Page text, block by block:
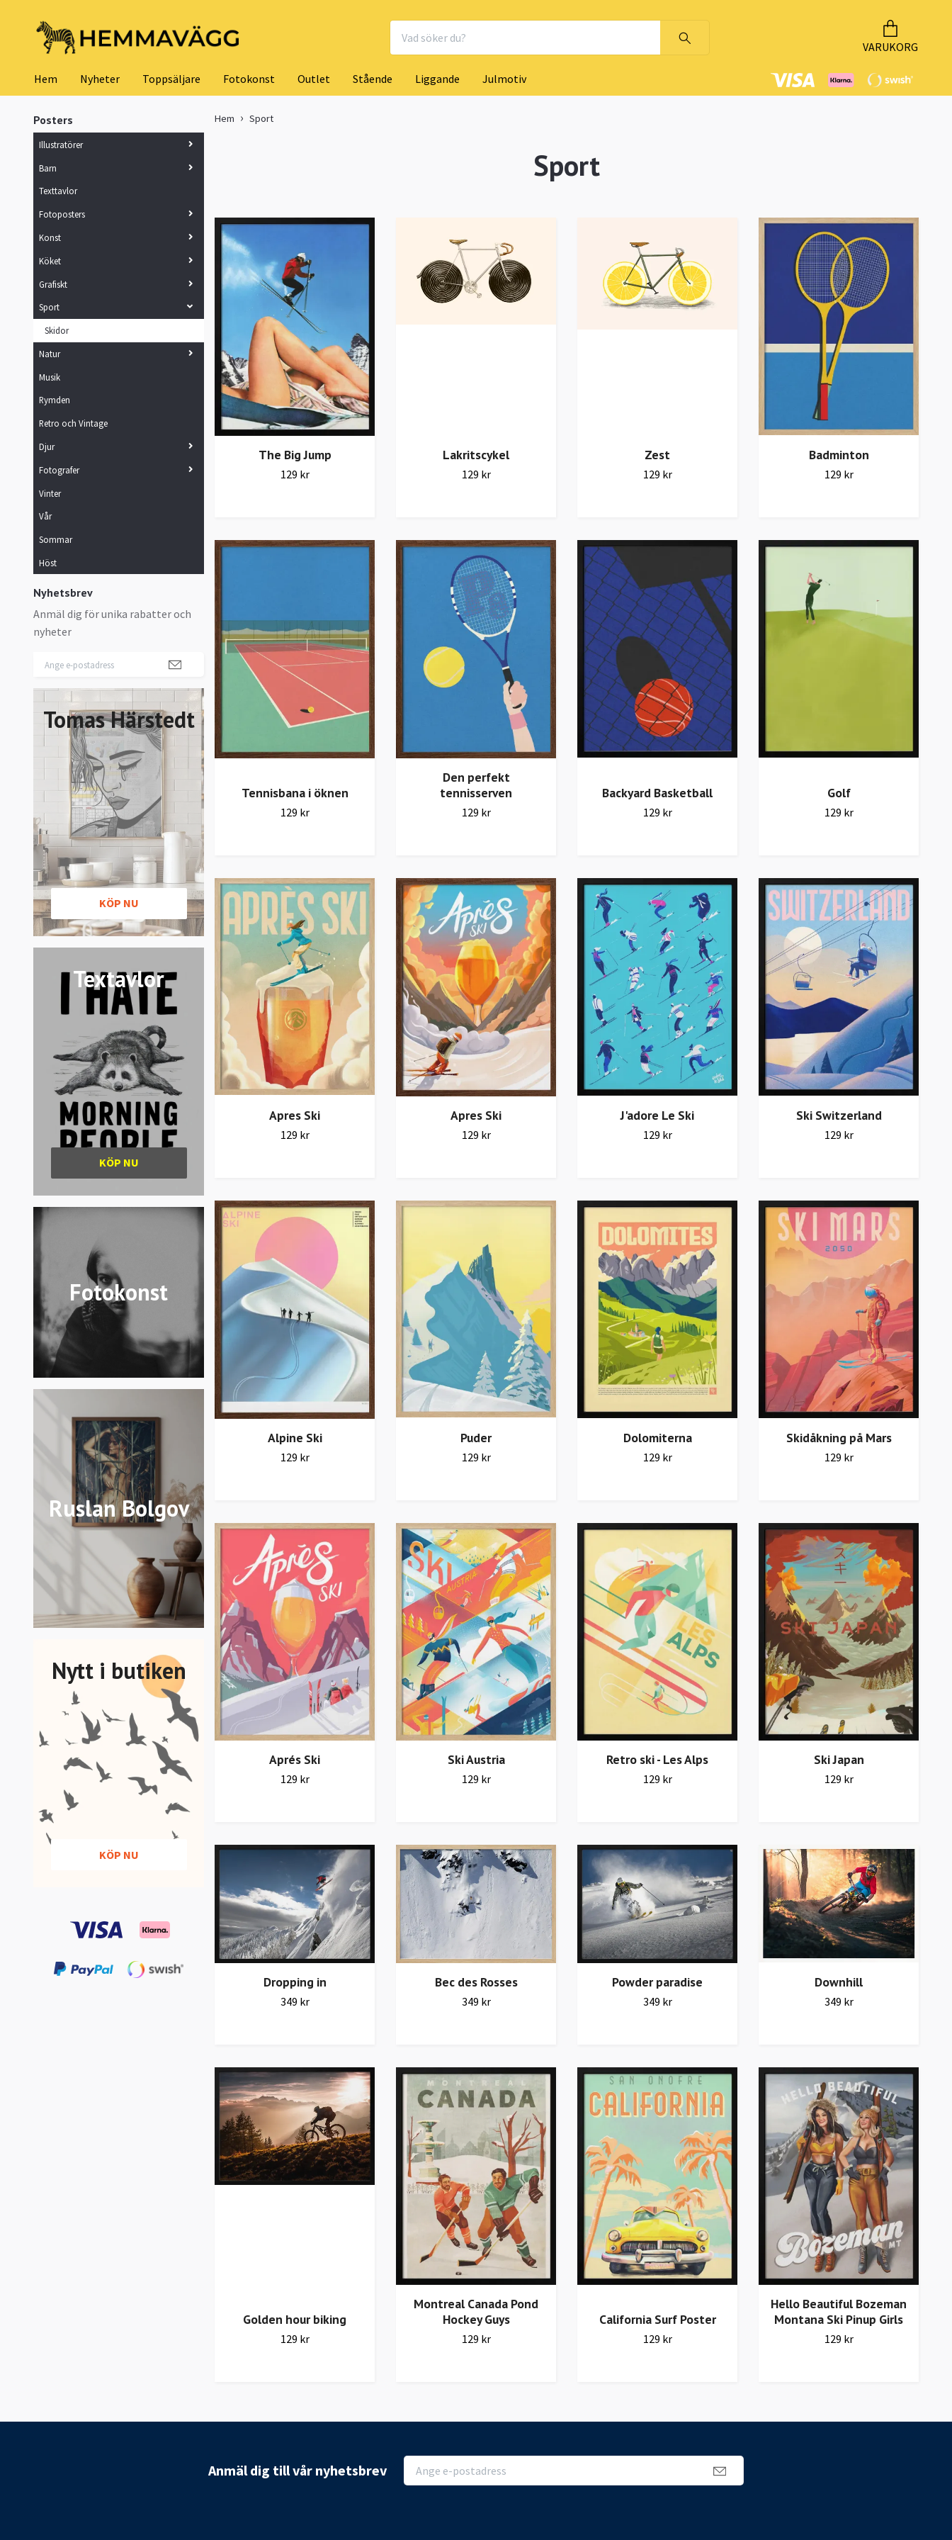
VARUKORG
Hem Nyheter Toppsäljare Fotokonst Outlet Stående Liggande Julmotiv
Posters
Illustratörer
Barn
Texttavlor
Fotoposters
Konst
Köket
Grafiskt
Sport
Skidor
Natur
Musik
Rymden
Retro och Vintage
Djur
Fotografer
Vinter
Vår
Sommar
Höst
Nyhetsbrev
Anmäl dig för unika rabatter och
nyheter
Tomas Härstedt
KÖP NU
Textavlor
KÖP NU
Fotokonst
Ruslan Bolgov
Nytt i butiken
KÖP NU
Hem Sport
Sport
The Big Jump
129 kr
Lakritscykel
129 kr
Zest
129 kr
Badminton
129 kr
Tennisbana i öknen
129 kr
Den perfekt
tennisserven
129 kr
Backyard Basketball
129 kr
Golf
129 kr
Apres Ski
129 kr
Apres Ski
129 kr
J'adore Le Ski
129 kr
Ski Switzerland
129 kr
Alpine Ski
129 kr
Puder
129 kr
Dolomiterna
129 kr
Skidåkning på Mars
129 kr
Aprés Ski
129 kr
Ski Austria
129 kr
Retro ski - Les Alps
129 kr
Ski Japan
129 kr
Dropping in
349 kr
Bec des Rosses
349 kr
Powder paradise
349 kr
Downhill
349 kr
Golden hour biking
129 kr
Montreal Canada Pond
Hockey Guys
129 kr
California Surf Poster
129 kr
Hello Beautiful Bozeman
Montana Ski Pinup Girls
129 kr
Anmäl dig till vår nyhetsbrev